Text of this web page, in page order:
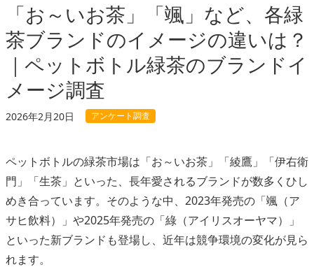
「お～いお茶」「颯」など、各緑
茶ブランドのイメージの違いは？
｜ペットボトル緑茶のブランドイ
メージ調査
2026年2月20日 アンケート調査
ペットボトルの緑茶市場は「お～いお茶」「綾鷹」「伊右衛
門」「生茶」といった、長年愛されるブランドが数多くひし
めき合っています。そのような中、2023年発売の「颯（ア
サヒ飲料）」や2025年発売の「綠（アイリスオーヤマ）」
といった新ブランドも登場し、近年は競争環境の変化が見ら
れます。